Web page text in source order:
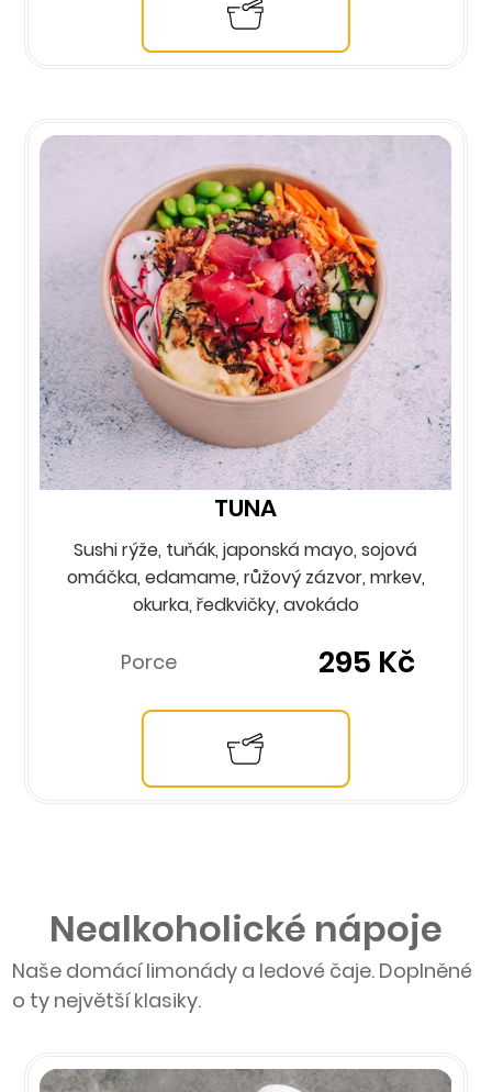
TUNA
Sushi rýže, tuňák, japonská mayo, sojová
omáčka, edamame, růžový zázvor, mrkev,
okurka, ředkvičky, avokádo
Porce 295 Kč
Nealkoholické nápoje
Naše domácí limonády a ledové čaje. Doplněné
o ty největší klasiky.